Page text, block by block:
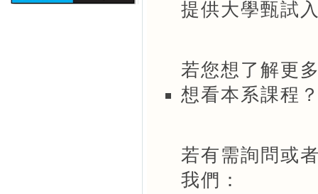
提供大學甄試
若您想了解更
想看本系課程
若有需詢問或
我們：